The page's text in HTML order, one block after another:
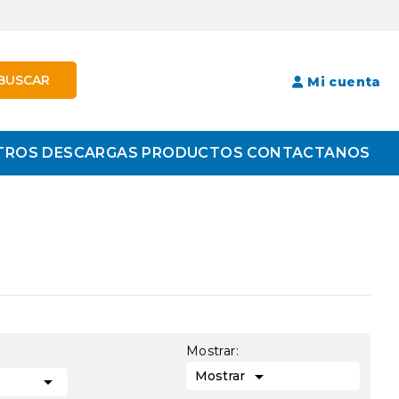
Mi cuenta
DESCARGAS PRODUCTOS CONTACTANOS

Mostrar:
Mostrar
